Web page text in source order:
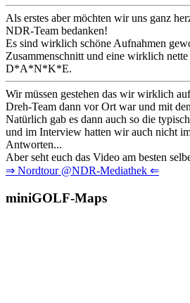
Als erstes aber möchten wir uns ganz
NDR-Team bedanken!
Es sind wirklich schöne Aufnahmen
Zusammenschnitt und eine wirklich
D*A*N*K*E.
Wir müssen gestehen das wir wirklich
Dreh-Team dann vor Ort war und mit
Natürlich gab es dann auch so die
und im Interview hatten wir auch nicht
Antworten...
Aber seht euch das Video am besten
⇒ Nordtour @NDR-Mediathek ⇐
miniGOLF-Maps